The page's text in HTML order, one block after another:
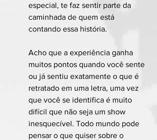
especial, te faz sentir parte da
caminhada de quem está
contando essa história.
Acho que a experiência ganha
muitos pontos quando você sente
ou já sentiu exatamente o que é
retratado em uma letra, uma vez
que você se identifica é muito
difícil que não seja um show
inesquecível. Todo mundo pode
pensar o que quiser sobre o